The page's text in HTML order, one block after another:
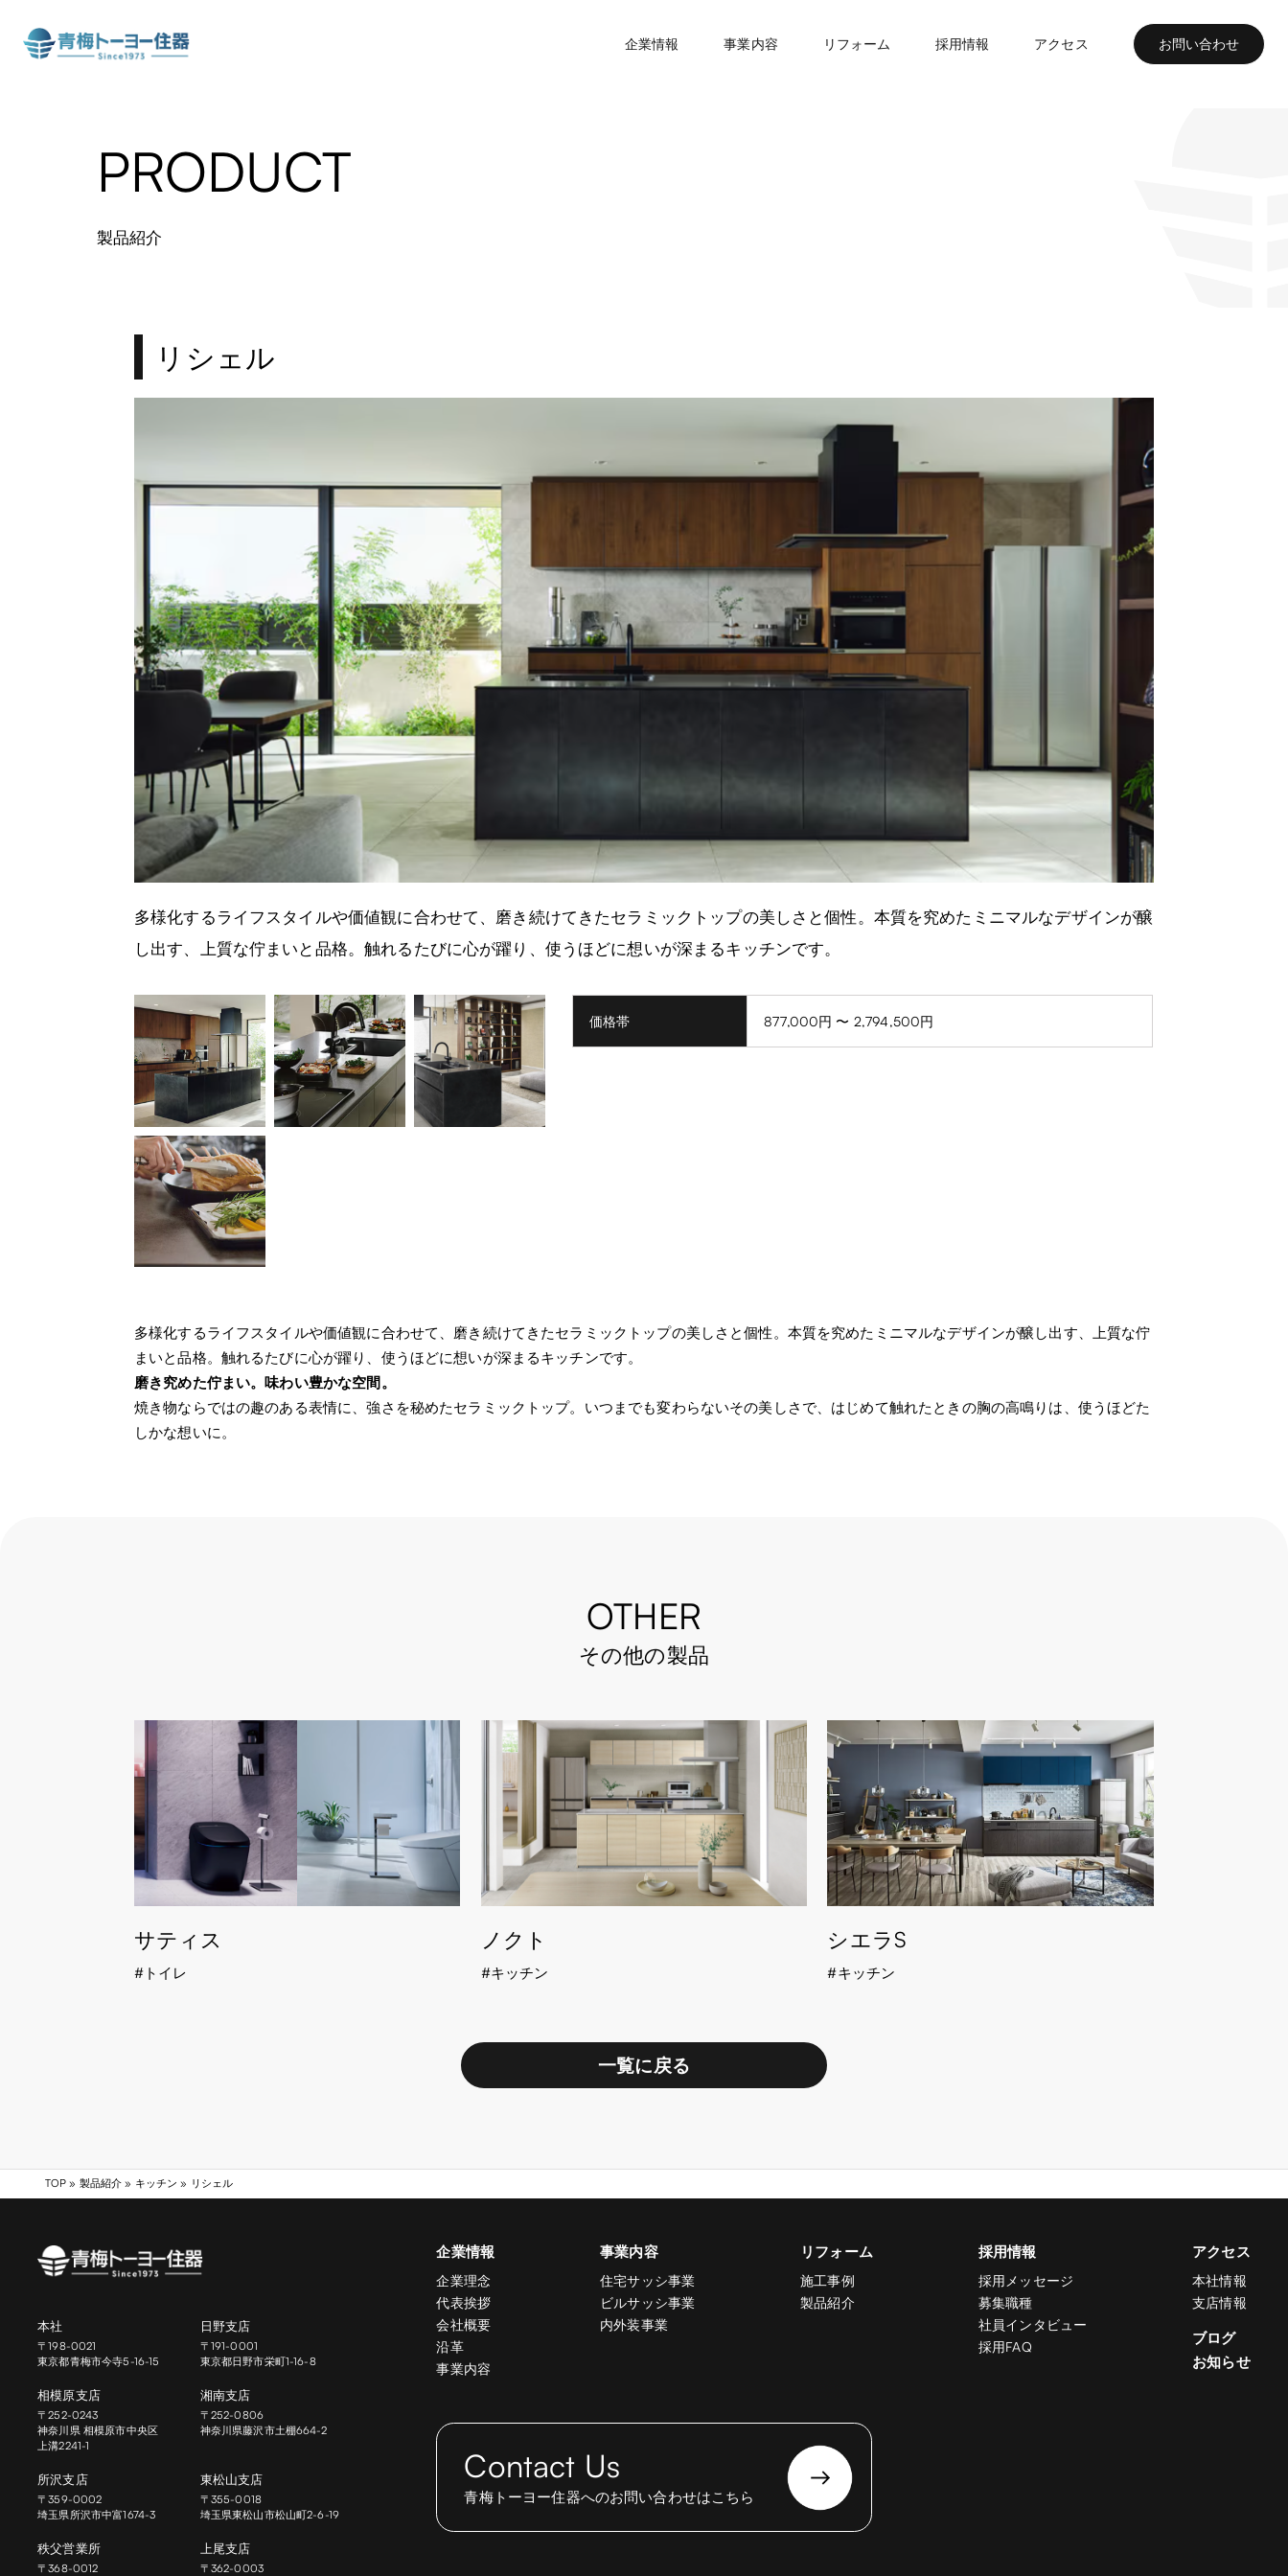
企業情報 事業内容 リフォーム 採用情報 アクセス お問い合わせ
PRODUCT
製品紹介
リシェル
多様化するライフスタイルや価値観に合わせて、磨き続けてきたセラミックトップの美しさと個性。本質を究めたミニマルなデザインが醸
し出す、上質な佇まいと品格。触れるたびに心が躍り、使うほどに想いが深まるキッチンです。
価格帯 877,000円 〜 2,794,500円
多様化するライフスタイルや価値観に合わせて、磨き続けてきたセラミックトップの美しさと個性。本質を究めたミニマルなデザインが醸し出す、上質な佇
まいと品格。触れるたびに心が躍り、使うほどに想いが深まるキッチンです。
磨き究めた佇まい。味わい豊かな空間。
焼き物ならではの趣のある表情に、強さを秘めたセラミックトップ。いつまでも変わらないその美しさで、はじめて触れたときの胸の高鳴りは、使うほどた
しかな想いに。
OTHER
その他の製品
サティス
トイレ
ノクト
キッチン
シエラS
キッチン
一覧に戻る
TOP » 製品紹介 » キッチン » リシェル
本社
〒198-0021
東京都青梅市今寺5-16-15
日野支店
〒191-0001
東京都日野市栄町1-16-8
相模原支店
〒252-0243
神奈川県 相模原市中央区
上溝2241-1
湘南支店
〒252-0806
神奈川県藤沢市土棚664-2
所沢支店
〒359-0002
埼玉県所沢市中富1674-3
東松山支店
〒355-0018
埼玉県東松山市松山町2-6-19
秩父営業所
〒368-0012
上尾支店
〒362-0003
企業情報
企業理念
代表挨拶
会社概要
沿革
事業内容
事業内容
住宅サッシ事業
ビルサッシ事業
内外装事業
リフォーム
施工事例
製品紹介
採用情報
採用メッセージ
募集職種
社員インタビュー
採用FAQ
アクセス
本社情報
支店情報
ブログ
お知らせ
Contact Us
青梅トーヨー住器へのお問い合わせはこちら